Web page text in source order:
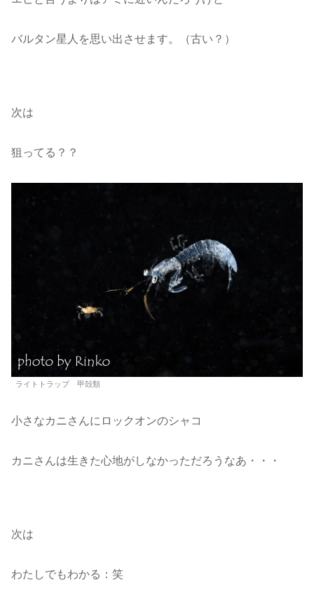
バルタン星人を思い出させます。（古い？）
次は
狙ってる？？
ライトトラップ 甲殻類
小さなカニさんにロックオンのシャコ
カニさんは生きた心地がしなかっただろうなあ・・・
次は
わたしでもわかる：笑